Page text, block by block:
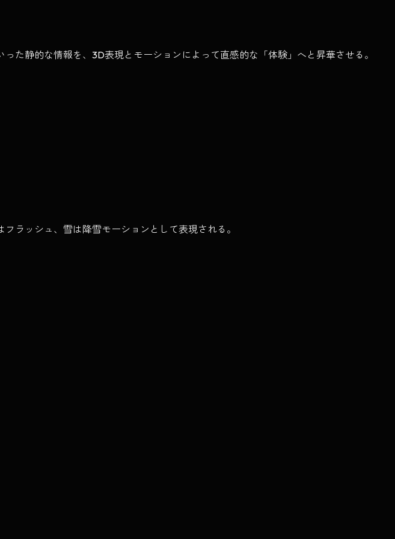
た静的な情報を、3D表現とモーションによって直感的な「体験」へと昇華させる。
ラッシュ、雪は降雪モーションとして表現される。